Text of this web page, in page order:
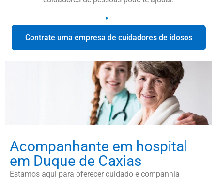
Contrate uma empresa de cuidadores de idosos
Acompanhante em hospital
em Duque de Caxias
Estamos aqui para oferecer cuidado e companhia